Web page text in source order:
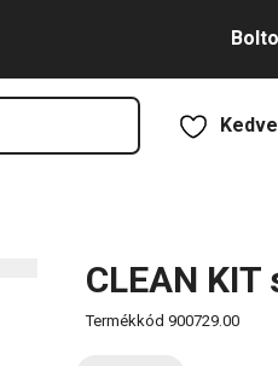
CLEAN
Termékkód 900729.00